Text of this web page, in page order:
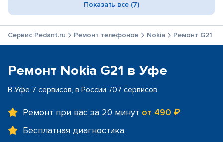
Показать все (7)
Сервис Pedant.ru Ремонт телефонов Nokia Ремонт G21
Ремонт Nokia G21 в Уфе
В Уфе 7 сервисов, в России 707 сервисов
Ремонт при вас за 20 минут от 490 ₽
Бесплатная диагностика